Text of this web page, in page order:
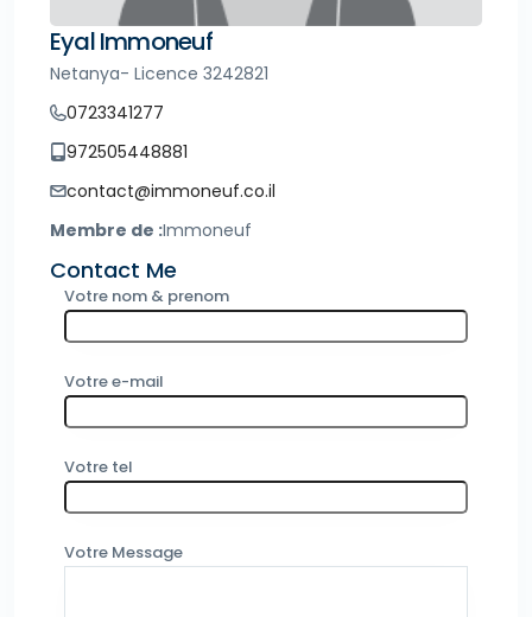
Eyal Immoneuf
Netanya- Licence 3242821
0723341277
972505448881
contact@immoneuf.co.il
Membre de :Immoneuf
Contact Me
Votre nom & prenom
Votre e-mail
Votre tel
Votre Message